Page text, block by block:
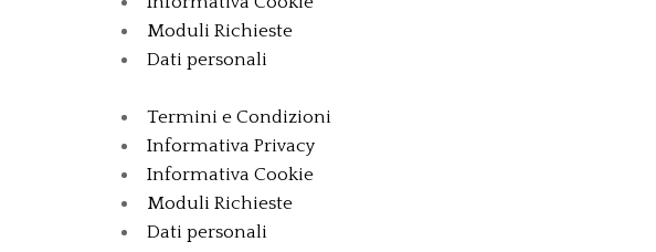
Moduli Richieste
Dati personali
Termini e Condizioni
Informativa Privacy
Informativa Cookie
Moduli Richieste
Dati personali